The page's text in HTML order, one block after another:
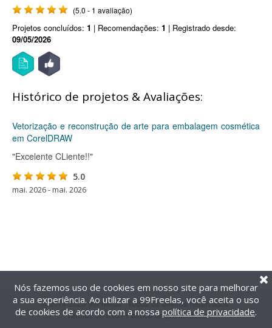
(5.0 - 1 avaliação)
Projetos concluídos: 1 | Recomendações: 1 | Registrado desde:
09/05/2026
Histórico de projetos & Avaliações:
Vetorização e reconstrução de arte para embalagem cosmética
em CorelDRAW
"Excelente CLiente!!"
5.0
mai. 2026 - mai. 2026
@2014-2026 99Freelas. Todos os direitos reservados.
Termos de uso| Política de privacidade
Nós fazemos uso de cookies em nosso site para melhorar
a sua experiência. Ao utilizar a 99Freelas, você aceita o uso
de cookies de acordo com a nossa política de privacidade.